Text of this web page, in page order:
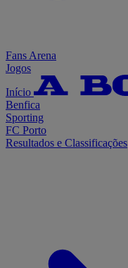
Fans Arena
Jogos
Início
Benfica
Sporting
FC Porto
Resultados e Classificações